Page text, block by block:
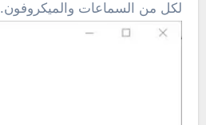
لكل من السماعات والميكروفون.